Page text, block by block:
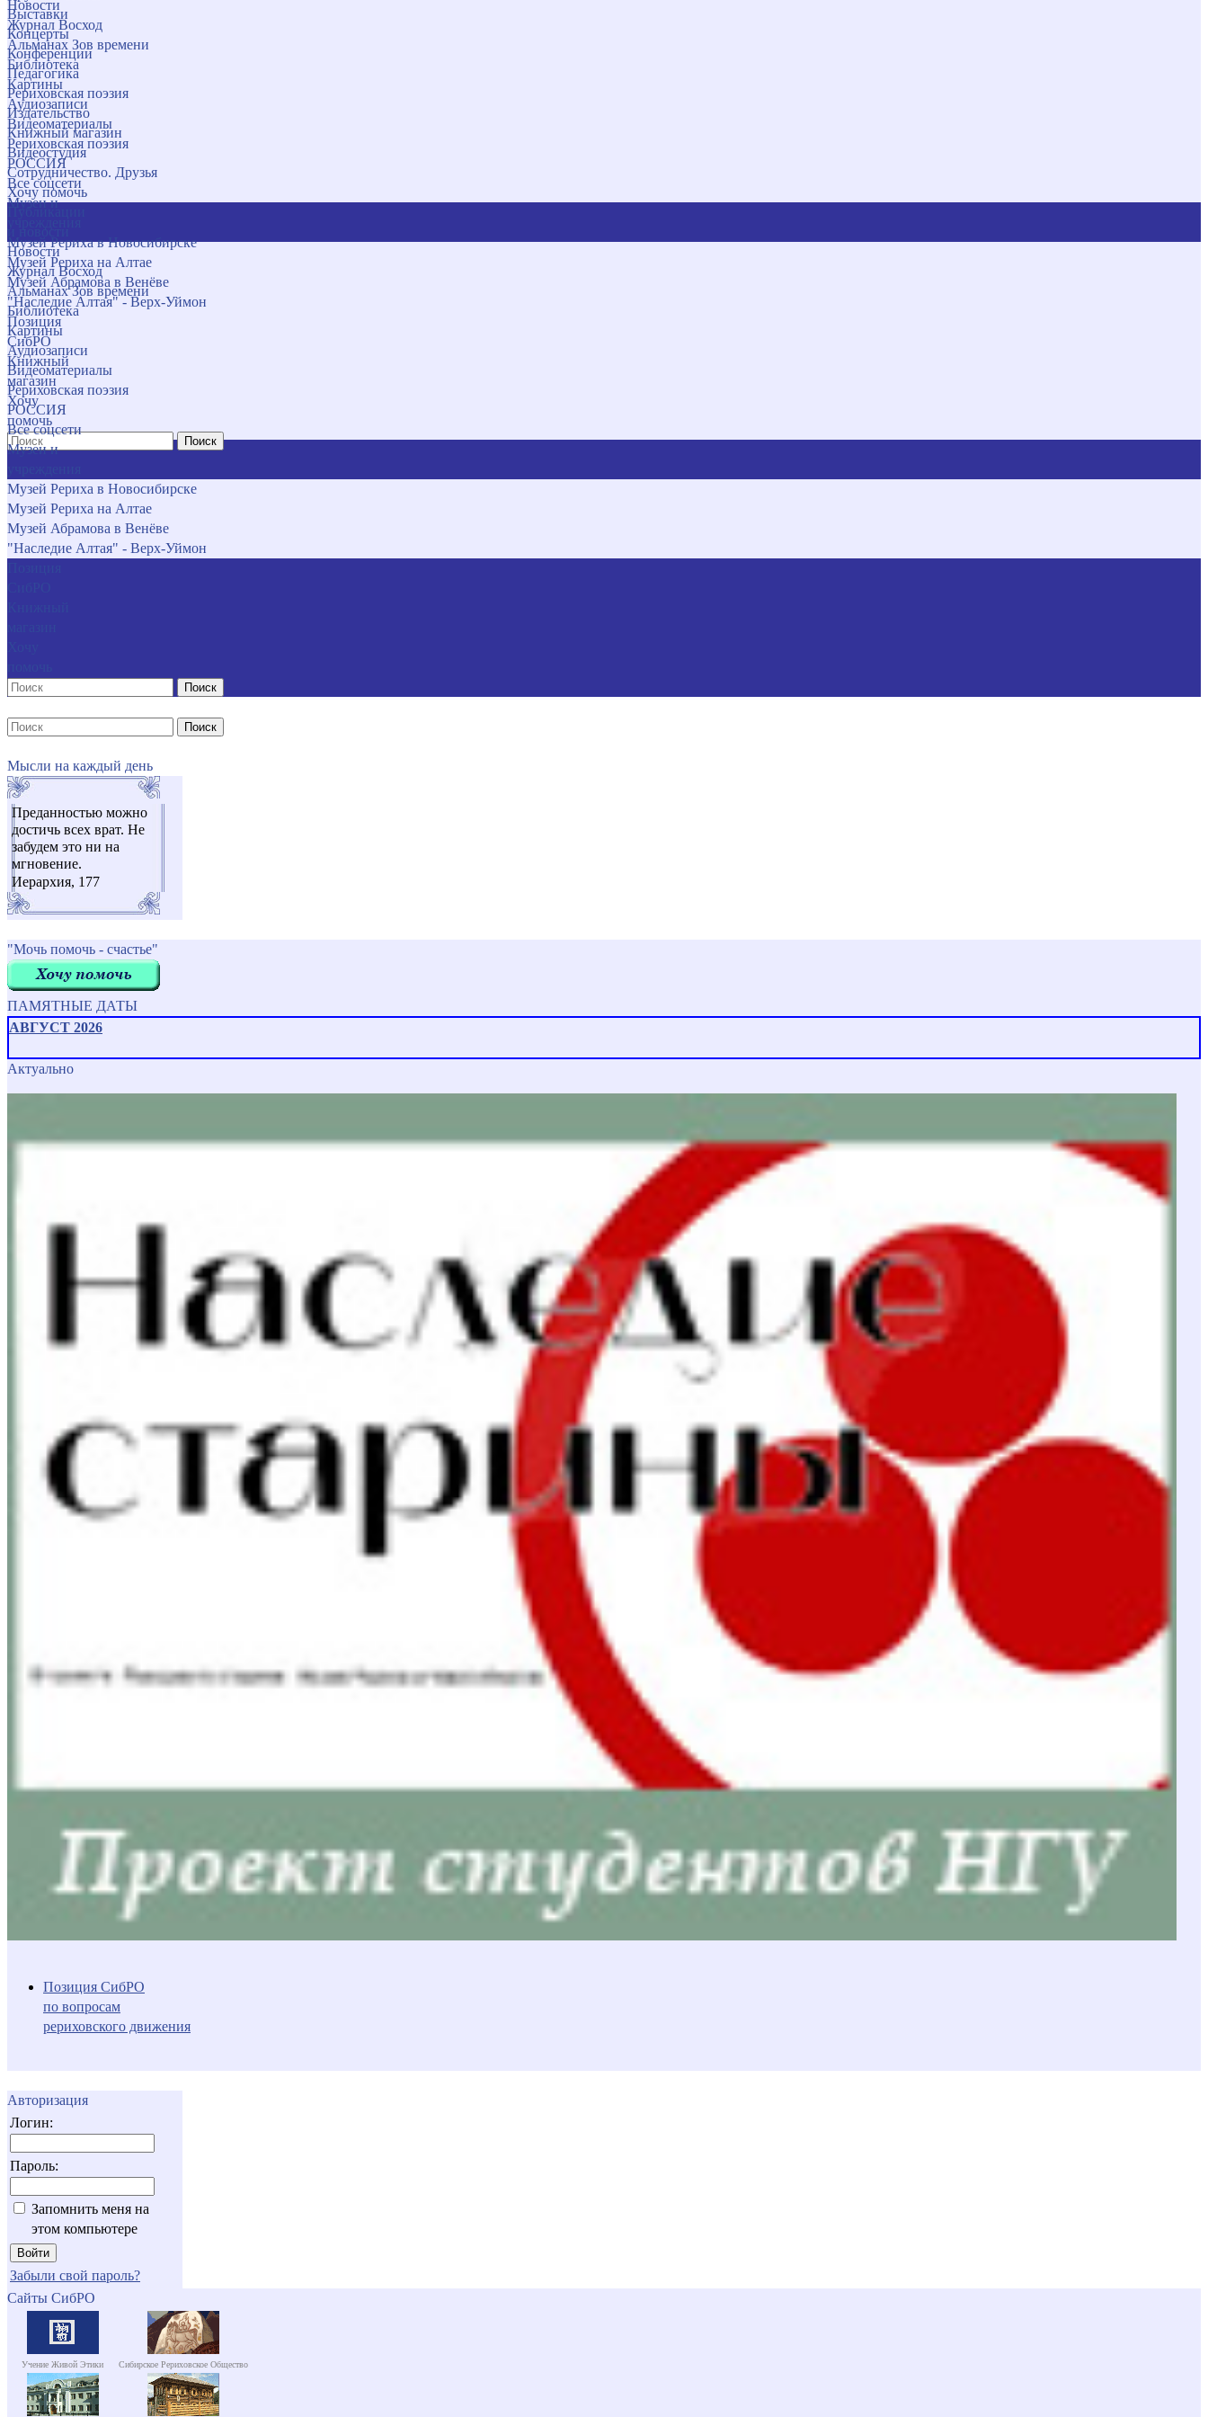
Новости
Журнал Восход
Альманах Зов времени
Библиотека
Картины
Аудиозаписи
Видеоматериалы
Рериховская поэзия
РОССИЯ
Все соцсети
Музеи и
Музей Рериха в Новосибирске
Музей Рериха на Алтае
Музей Абрамова в Венёве
"Наследие Алтая" - Верх-Уймон
Позиция
СибРО
Книжный
магазин
Хочу
помочь
Поиск
Выставки
Концерты
Конференции
Педагогика
Рериховская поэзия
Издательство
Книжный магазин
Видеостудия
Сотрудничество. Друзья
Хочу помочь
Новости
Журнал Восход
Альманах Зов времени
Библиотека
Картины
Аудиозаписи
Видеоматериалы
Рериховская поэзия
РОССИЯ
Все соцсети
Музеи и
Музей Рериха в Новосибирске
Музей Рериха на Алтае
Музей Абрамова в Венёве
"Наследие Алтая" - Верх-Уймон
Поиск
Поиск
Мысли на каждый день
Преданностью можно
достичь всех врат. Не
забудем это ни на
мгновение.
Иерархия, 177
"Мочь помочь - счастье"
ПАМЯТНЫЕ ДАТЫ
АВГУСТ 2026
Актуально
Позиция СибРО
по вопросам
рериховского движения
Авторизация
Логин:
Пароль:
Запомнить меня на
этом компьютере
Забыли свой пароль?
Сайты СибРО
Учение Живой Этики Сибирское Рериховское Общество